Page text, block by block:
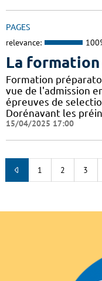
PAGES
relevance:
La
Formation
vue de l'admission
épreuves de
Dorénavant les
15/04/2025 17:00
1 2 3